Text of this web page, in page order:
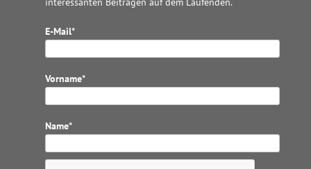
E-Mail*
Vorname*
Name*